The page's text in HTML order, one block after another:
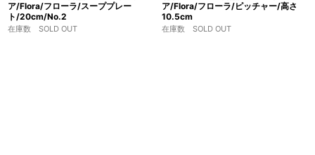
ア/Flora/フローラ/スーププレー
ト/20cm/No.2
在庫数 SOLD OUT
ア/Flora/フローラ/ピッチャー/高さ
10.5cm
在庫数 SOLD OUT